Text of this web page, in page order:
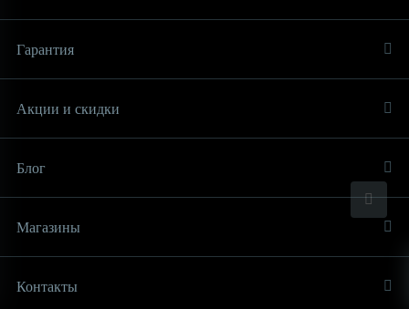
Гарантия
Акции и скидки
Блог
Магазины
Контакты